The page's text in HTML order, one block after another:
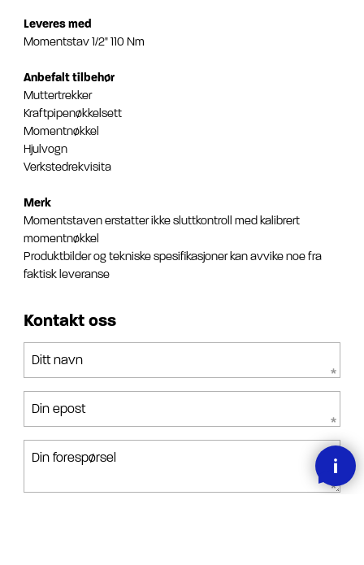
Leveres med
Momentstav 1/2" 110 Nm
Anbefalt tilbehør
Muttertrekker
Kraftpipenøkkelsett
Momentnøkkel
Hjulvogn
Verkstedrekvisita
Merk
Momentstaven erstatter ikke sluttkontroll med kalibrert
momentnøkkel
Produktbilder og tekniske spesifikasjoner kan avvike noe fra
faktisk leveranse
Kontakt oss
Ditt navn
Din epost
Din forespørsel